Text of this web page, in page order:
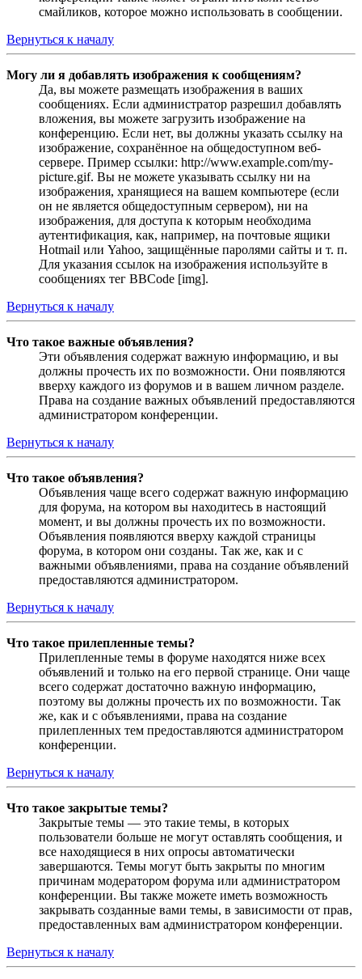
смайликов, которое можно использовать в сообщении.
Вернуться к началу
Могу ли я добавлять изображения к сообщениям?
Да, вы можете размещать изображения в ваших
сообщениях. Если администратор разрешил добавлять
вложения, вы можете загрузить изображение на
конференцию. Если нет, вы должны указать ссылку на
изображение, сохранённое на общедоступном веб-
сервере. Пример ссылки: http://www.example.com/my-
picture.gif. Вы не можете указывать ссылку ни на
изображения, хранящиеся на вашем компьютере (если
он не является общедоступным сервером), ни на
изображения, для доступа к которым необходима
аутентификация, как, например, на почтовые ящики
Hotmail или Yahoo, защищённые паролями сайты и т. п.
Для указания ссылок на изображения используйте в
сообщениях тег BBCode [img].
Вернуться к началу
Что такое важные объявления?
Эти объявления содержат важную информацию, и вы
должны прочесть их по возможности. Они появляются
вверху каждого из форумов и в вашем личном разделе.
Права на создание важных объявлений предоставляются
администратором конференции.
Вернуться к началу
Что такое объявления?
Объявления чаще всего содержат важную информацию
для форума, на котором вы находитесь в настоящий
момент, и вы должны прочесть их по возможности.
Объявления появляются вверху каждой страницы
форума, в котором они созданы. Так же, как и с
важными объявлениями, права на создание объявлений
предоставляются администратором.
Вернуться к началу
Что такое прилепленные темы?
Прилепленные темы в форуме находятся ниже всех
объявлений и только на его первой странице. Они чаще
всего содержат достаточно важную информацию,
поэтому вы должны прочесть их по возможности. Так
же, как и с объявлениями, права на создание
прилепленных тем предоставляются администратором
конференции.
Вернуться к началу
Что такое закрытые темы?
Закрытые темы — это такие темы, в которых
пользователи больше не могут оставлять сообщения, и
все находящиеся в них опросы автоматически
завершаются. Темы могут быть закрыты по многим
причинам модератором форума или администратором
конференции. Вы также можете иметь возможность
закрывать созданные вами темы, в зависимости от прав,
предоставленных вам администратором конференции.
Вернуться к началу